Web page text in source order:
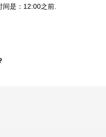
是：12:00之前.